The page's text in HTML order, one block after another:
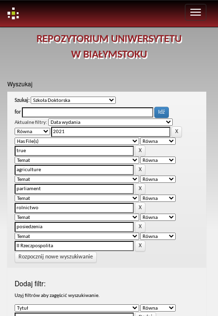
REPOZYTORIUM UNIWERSYTETU
W BIAŁYMSTOKU
Wyszukaj
Szukaj:
for
Aktualne filtry:
Rozpocznij nowe wyszukiwanie
Dodaj filtr:
Uzyj filtrów aby zagęścić wyszukiwanie.